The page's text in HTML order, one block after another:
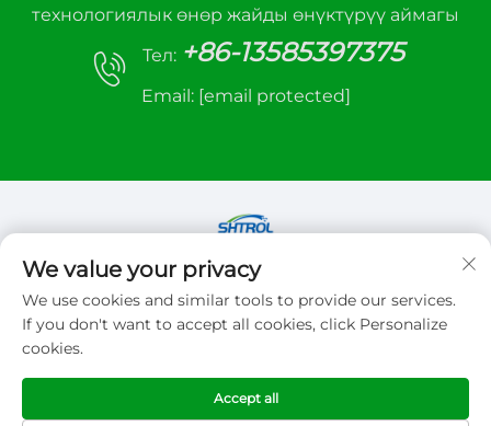
технологиялык өнөр жайды өнүктүрүү аймагы
Тел: +86-13585397375
Email: [email protected]
Copyright © 2026 Xuzhou sanhe automatic
control equipment Co.,LTD. Бардык илимдерге
тийеш
We value your privacy
We use cookies and similar tools to provide our services.
If you don't want to accept all cookies, click Personalize
cookies.
Accept all